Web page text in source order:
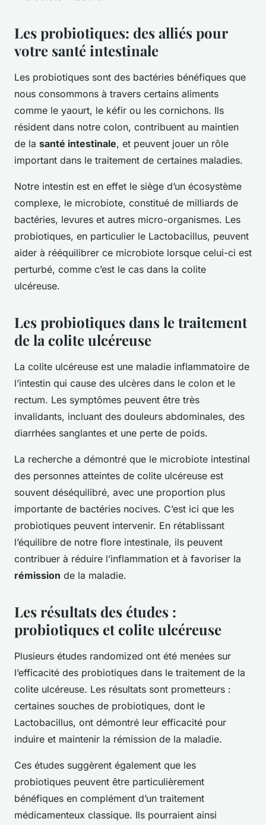
Les probiotiques: des alliés pour
votre santé intestinale
Les probiotiques sont des bactéries bénéfiques que
nous consommons à travers certains aliments
comme le yaourt, le kéfir ou les cornichons. Ils
résident dans notre colon, contribuent au maintien
de la santé intestinale, et peuvent jouer un rôle
important dans le traitement de certaines maladies.
Notre intestin est en effet le siège d’un écosystème
complexe, le microbiote, constitué de milliards de
bactéries, levures et autres micro-organismes. Les
probiotiques, en particulier le Lactobacillus, peuvent
aider à rééquilibrer ce microbiote lorsque celui-ci est
perturbé, comme c’est le cas dans la colite
ulcéreuse.
Les probiotiques dans le traitement
de la colite ulcéreuse
La colite ulcéreuse est une maladie inflammatoire de
l’intestin qui cause des ulcères dans le colon et le
rectum. Les symptômes peuvent être très
invalidants, incluant des douleurs abdominales, des
diarrhées sanglantes et une perte de poids.
La recherche a démontré que le microbiote intestinal
des personnes atteintes de colite ulcéreuse est
souvent déséquilibré, avec une proportion plus
importante de bactéries nocives. C’est ici que les
probiotiques peuvent intervenir. En rétablissant
l’équilibre de notre flore intestinale, ils peuvent
contribuer à réduire l’inflammation et à favoriser la
rémission de la maladie.
Les résultats des études :
probiotiques et colite ulcéreuse
Plusieurs études randomized ont été menées sur
l’efficacité des probiotiques dans le traitement de la
colite ulcéreuse. Les résultats sont prometteurs :
certaines souches de probiotiques, dont le
Lactobacillus, ont démontré leur efficacité pour
induire et maintenir la rémission de la maladie.
Ces études suggèrent également que les
probiotiques peuvent être particulièrement
bénéfiques en complément d’un traitement
médicamenteux classique. Ils pourraient ainsi